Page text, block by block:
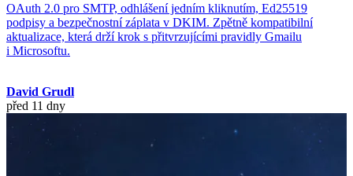
OAuth 2.0 pro SMTP, odhlášení jedním kliknutím, Ed25519
podpisy a bezpečnostní záplata v DKIM. Zpětně kompatibilní
aktualizace, která drží krok s přitvrzujícími pravidly Gmailu
i Microsoftu.
David Grudl
před 11 dny